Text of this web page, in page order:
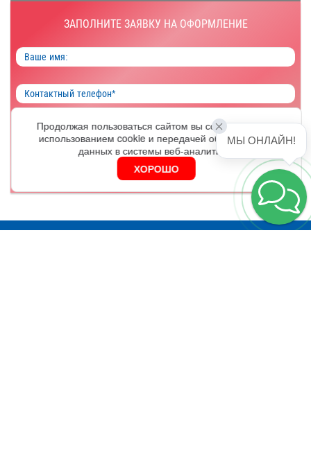
ЗАПОЛНИТЕ ЗАЯВКУ НА ОФОРМЛЕНИЕ
ОФОРМИТЬ
Я согласен на обработкуперсональных данных
Продолжая пользоваться сайтом вы соглашаетесь с
использованием cookie и передачей обезличенных
данных в системы веб-аналитики.
ХОРОШО
МЫ ОНЛАЙН!